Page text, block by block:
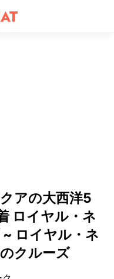
アの大西洋5
ロイヤル・ネ
ロイヤル・ネ
クルーズ